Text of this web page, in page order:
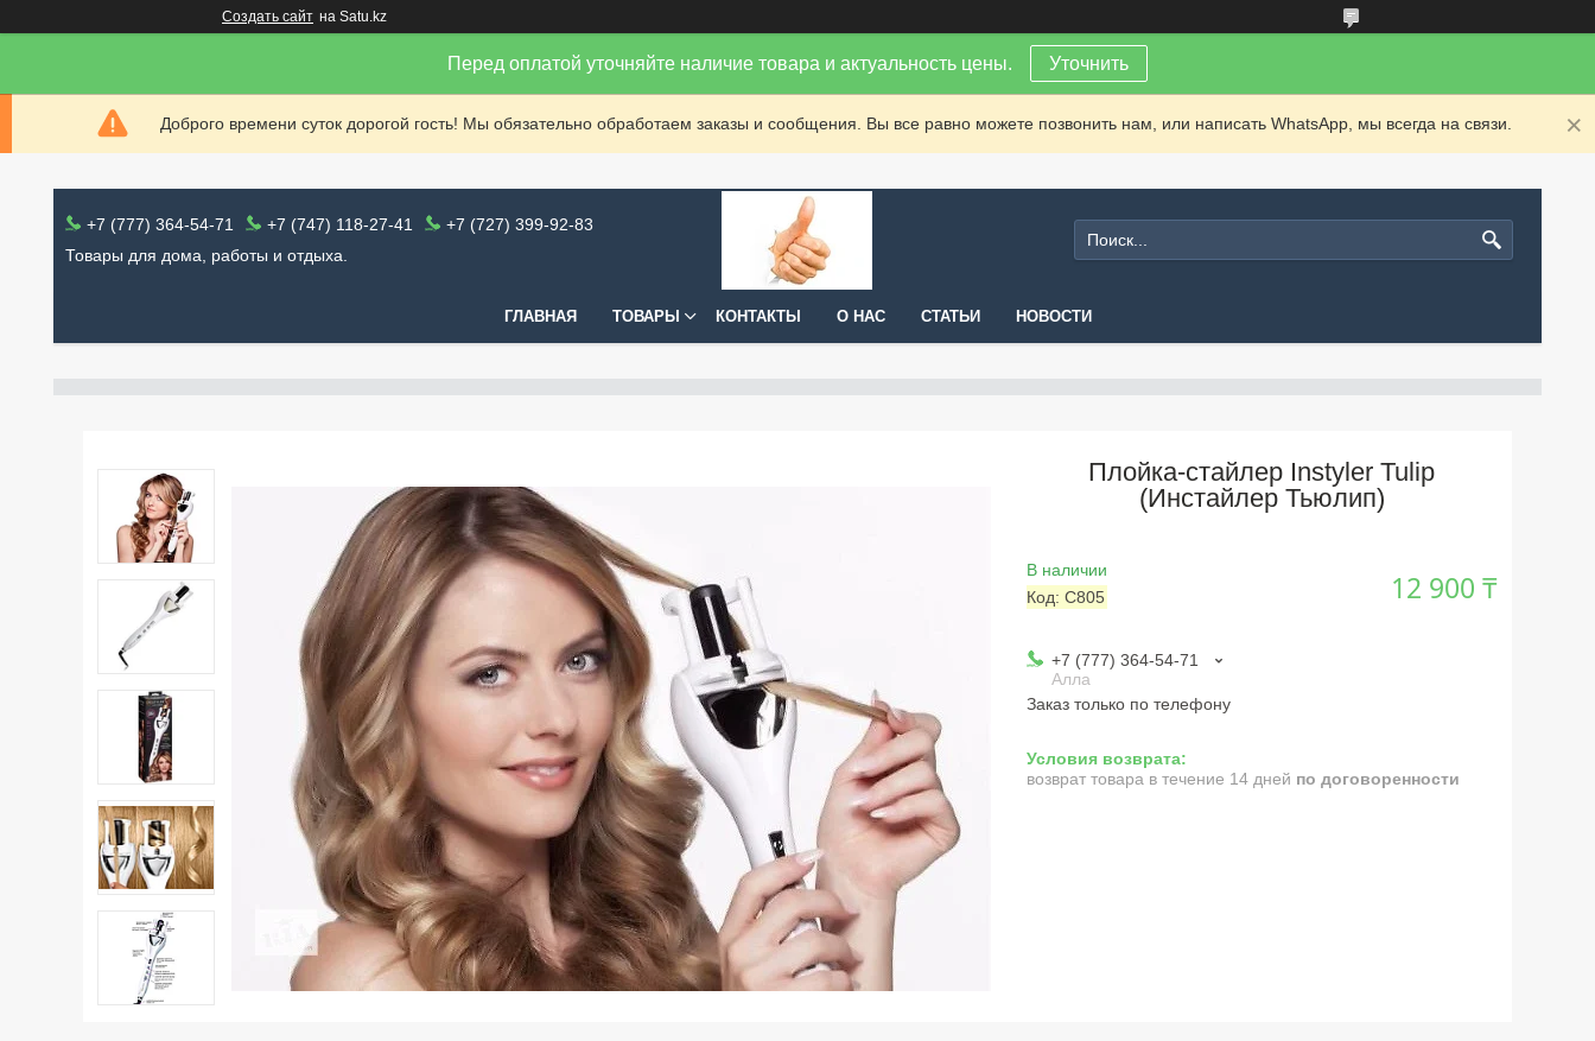
Создать сайт на Satu.kz
Перед оплатой уточняйте наличие товара и актуальность цены. Уточнить
Доброго времени суток дорогой гость! Мы обязательно обработаем заказы и сообщения. Вы все равно можете позвонить нам, или написать WhatsApp, мы всегда на связи.
+7 (777) 364-54-71 +7 (747) 118-27-41
+7 (727) 399-92-83
Товары для дома, работы и отдыха.
ГЛАВНАЯ ТОВАРЫ КОНТАКТЫ О НАС СТАТЬИ НОВОСТИ
Плойка-стайлер Instyler Tulip
(Инстайлер Тьюлип)
В наличии
Код: C805 12 900 ₸
+7 (777) 364-54-71
Алла
Заказ только по телефону
возврат товара в течение 14 дней по договоренности